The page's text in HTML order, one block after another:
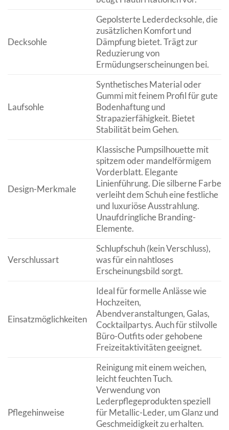
Decksohle
Gepolsterte Lederdecksohle, die
zusätzlichen Komfort und
Dämpfung bietet. Trägt zur
Reduzierung von
Ermüdungserscheinungen bei.
Laufsohle
Synthetisches Material oder
Gummi mit feinem Profil für gute
Bodenhaftung und
Strapazierfähigkeit. Bietet
Stabilität beim Gehen.
Design-Merkmale
Klassische Pumpsilhouette mit
spitzem oder mandelförmigem
Vorderblatt. Elegante
Linienführung. Die silberne Farbe
verleiht dem Schuh eine festliche
und luxuriöse Ausstrahlung.
Unaufdringliche Branding-
Elemente.
Verschlussart
Schlupfschuh (kein Verschluss),
was für ein nahtloses
Erscheinungsbild sorgt.
Einsatzmöglichkeiten
Ideal für formelle Anlässe wie
Hochzeiten,
Abendveranstaltungen, Galas,
Cocktailpartys. Auch für stilvolle
Büro-Outfits oder gehobene
Freizeitaktivitäten geeignet.
Pflegehinweise
Reinigung mit einem weichen,
leicht feuchten Tuch.
Verwendung von
Lederpflegeprodukten speziell
für Metallic-Leder, um Glanz und
Geschmeidigkeit zu erhalten.